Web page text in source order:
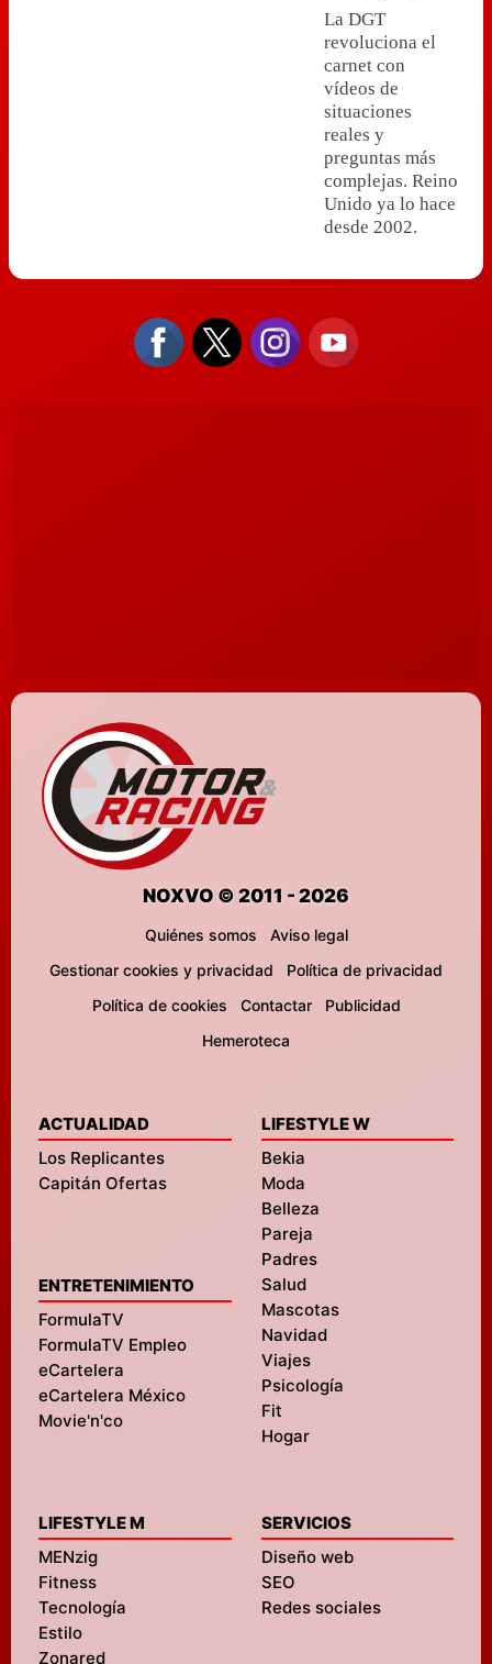
La DGT
revoluciona el
carnet con
vídeos de
situaciones
reales y
preguntas más
complejas. Reino
Unido ya lo hace
desde 2002.
NOXVO © 2011 - 2026
Quiénes somos
Aviso legal
Gestionar cookies y privacidad
Política de privacidad
Política de cookies
Contactar
Publicidad
Hemeroteca
ACTUALIDAD
Los Replicantes
Capitán Ofertas
ENTRETENIMIENTO
FormulaTV
FormulaTV Empleo
eCartelera
eCartelera México
Movie'n'co
LIFESTYLE W
Bekia
Moda
Belleza
Pareja
Padres
Salud
Mascotas
Navidad
Viajes
Psicología
Fit
Hogar
LIFESTYLE M
MENzig
Fitness
Tecnología
Estilo
Zonared
SERVICIOS
Diseño web
SEO
Redes sociales